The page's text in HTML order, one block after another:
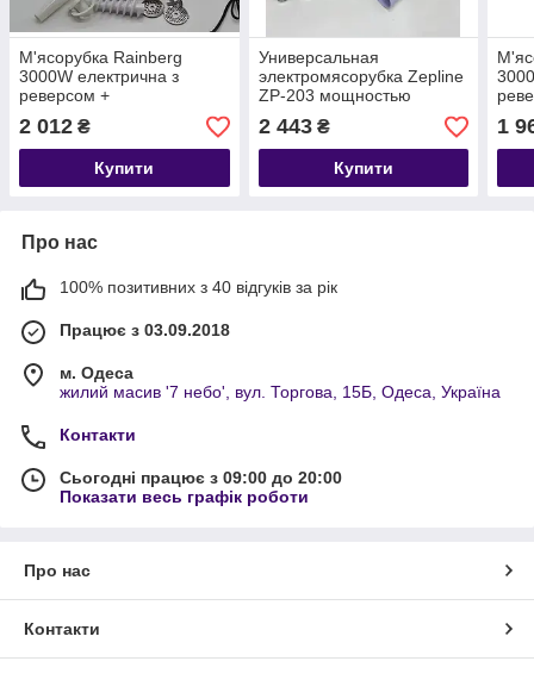
М'ясорубка Rainberg
3000W електрична з
реверсом +
соковичавниця
2 012 ₴
Купити
Универсальная
электромясорубка Zepline
ZP-203 мощностью
3800Вт с насадкой для
сока шинковки и терки
2 443₴
Купити
1
Про нас
100% позитивних з 40 відгуків за рік
Працює з 03.09.2018
м. Одеса
жилий масив '7 небо', вул. Торгова, 15Б, Одеса, Україна
Контакти
Сьогодні працює з 09:00 до 20:00
Показати весь графік роботи
Про нас
Контакти